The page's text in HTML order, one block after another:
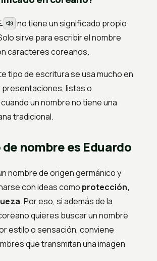
no tiene un significado propio
sirve para escribir el nombre
caracteres coreanos.
tipo de escritura se usa mucho en
listas o
un nombre no tiene una
tradicional.
nombre es Eduardo
nombre de origen germánico y
con ideas como protección,
. Por eso, si además de la
quieres buscar un nombre
estilo o sensación, conviene
que transmitan una imagen